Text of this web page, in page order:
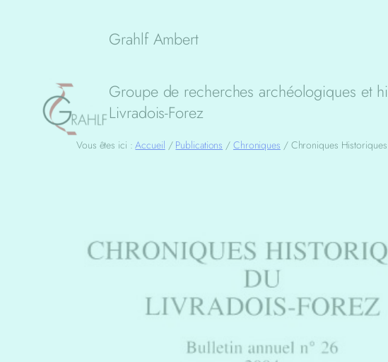
Grahlf Ambert
Groupe de recherches archéologiques et
Livradois-Forez
Vous êtes ici :Accueil / Publications / Chroniques / Chroniques